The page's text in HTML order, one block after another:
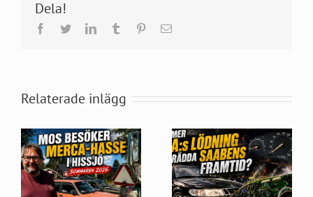
Dela!
Facebook
TwitterLinkedInTumblr Pinterest
E-
Relaterade inlägg